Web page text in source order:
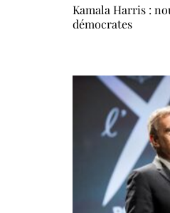
Kamala Harris :
démocrates